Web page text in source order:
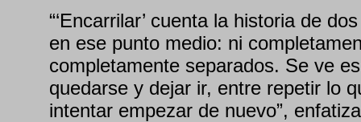
“‘Encarrilar’ cuenta la historia de
en ese punto medio: ni
completamente separados. Se ve
quedarse y dejar ir, entre repetir lo
intentar empezar de nuevo”,